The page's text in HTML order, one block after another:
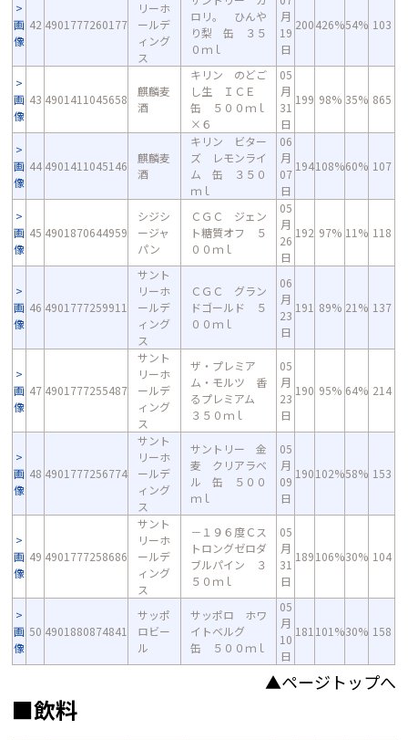
画
像
42 4901777260177
リーホ
ールデ
ィング
ス
ロリ。 ひんや
り梨 缶 ３５
０ｍｌ
月
19
日
200426%54% 103
画
像
43 4901411045658
麒麟麦
酒
キリン のどご
し生 ＩＣＥ
缶 ５００ｍｌ
×６
05
月
31
日
199 98% 35% 865
画
像
44 4901411045146
麒麟麦
酒
キリン ビター
ズ レモンライ
ム 缶 ３５０
ｍｌ
06
月
07
日
194108%60% 107
画
像
45 4901870644959
シジシ
ージャ
パン
ＣＧＣ ジェン
ト糖質オフ ５
００ｍｌ
05
月
26
日
192 97% 11% 118
画
像
46 4901777259911
サント
リーホ
ールデ
ィング
ス
ＣＧＣ グラン
ドゴールド ５
００ｍｌ
06
月
23
日
191 89% 21% 137
画
像
47 4901777255487
サント
リーホ
ールデ
ィング
ス
ザ・プレミア
ム・モルツ 香
るプレミアム
３５０ｍｌ
05
月
23
日
190 95% 64% 214
画
像
48 4901777256774
サント
リーホ
ールデ
ィング
ス
サントリー 金
麦 クリアラベ
ル 缶 ５００
ｍｌ
05
月
09
日
190102%58% 153
画
像
49 4901777258686
サント
リーホ
ールデ
ィング
ス
－１９６度Ｃス
トロングゼロダ
ブルパイン ３
５０ｍｌ
05
月
31
日
189106%30% 104
画
像
50 4901880874841
サッポ
ロビー
ル
サッポロ ホワ
イトベルグ
缶 ５００ｍｌ
05
月
10
日
181 101%30% 158
▲ページトップへ
■飲料